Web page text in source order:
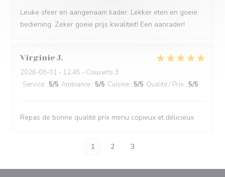
Leuke sfeer en aangenaam kader. Lekker eten en goeie
bediening. Zeker goeie prijs kwaliteit! Een aanrader!
Virginie J
2026-08-01 - 12:45 - Couverts 3
Service : 5/5 Ambiance : 5/5 Cuisine : 5/5 Qualité / Prix : 5/5
Repas de bonne qualité prix menu copieux et délicieux
1 2 3